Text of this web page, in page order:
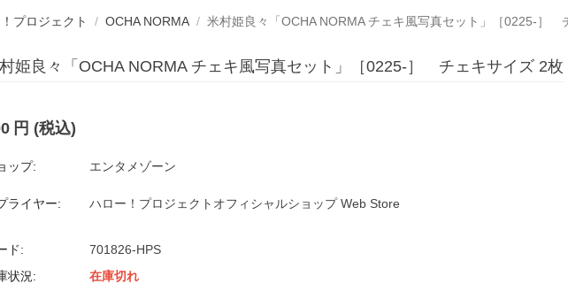
プロジェクト / OCHA NORMA / 米村姫良々「OCHA NORMA チェキ風写真セット」［0225-］
姫良々「OCHA NORMA チェキ風写真セット」［0225-］ チェキサイズ 2枚
円 (税込)
ップ: エンタメゾーン
ライヤー: ハロー！プロジェクトオフィシャルショップ Web Store
ド:
701826-HPS
状況:
在庫切れ